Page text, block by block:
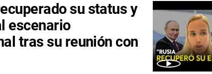
su status y
escenario
tras su reunión con